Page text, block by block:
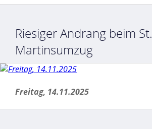
Riesiger Andrang beim St.
Martinsumzug
Freitag, 14.11.2025